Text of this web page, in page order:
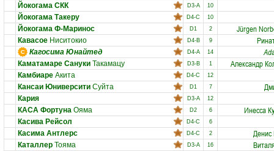
Йокогама СКК D3-A 10
Йокогама Такеру D4-C 10
Йокогама Ф-Маринос D1 2 Jürgen
Кавасое Ниситокио D4-B 9
Кагосима Юнайтед D4-A 14
Каматамаре Сануки Такамацу D3-B 1 Александр
Камбиаре Акита D4-C 12
Кансаи Юниверсити Суйта D1 7
Кария D3-A 12
КАСА Фортуна Ояма D2 6 Инесса
Касива Рейсол D4-C 6
Касима Антлерс D4-C 2 Денис
Каталлер Тояма D3-A 16